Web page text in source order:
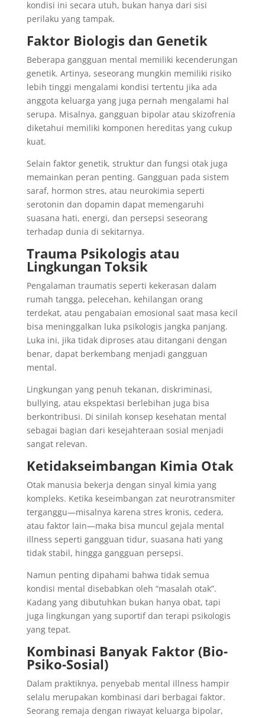
kondisi ini secara utuh, bukan hanya dari sisi
perilaku yang tampak.
Faktor Biologis dan Genetik
Beberapa gangguan mental memiliki kecenderungan
genetik. Artinya, seseorang mungkin memiliki risiko
lebih tinggi mengalami kondisi tertentu jika ada
anggota keluarga yang juga pernah mengalami hal
serupa. Misalnya, gangguan bipolar atau skizofrenia
diketahui memiliki komponen hereditas yang cukup
kuat.
Selain faktor genetik, struktur dan fungsi otak juga
memainkan peran penting. Gangguan pada sistem
saraf, hormon stres, atau neurokimia seperti
serotonin dan dopamin dapat memengaruhi
suasana hati, energi, dan persepsi seseorang
terhadap dunia di sekitarnya.
Trauma Psikologis atau
Lingkungan Toksik
Pengalaman traumatis seperti kekerasan dalam
rumah tangga, pelecehan, kehilangan orang
terdekat, atau pengabaian emosional saat masa kecil
bisa meninggalkan luka psikologis jangka panjang.
Luka ini, jika tidak diproses atau ditangani dengan
benar, dapat berkembang menjadi gangguan
mental.
Lingkungan yang penuh tekanan, diskriminasi,
bullying, atau ekspektasi berlebihan juga bisa
berkontribusi. Di sinilah konsep kesehatan mental
sebagai bagian dari kesejahteraan sosial menjadi
sangat relevan.
Ketidakseimbangan Kimia Otak
Otak manusia bekerja dengan sinyal kimia yang
kompleks. Ketika keseimbangan zat neurotransmiter
terganggu—misalnya karena stres kronis, cedera,
atau faktor lain—maka bisa muncul gejala mental
illness seperti gangguan tidur, suasana hati yang
tidak stabil, hingga gangguan persepsi.
Namun penting dipahami bahwa tidak semua
kondisi mental disebabkan oleh “masalah otak”.
Kadang yang dibutuhkan bukan hanya obat, tapi
juga lingkungan yang suportif dan terapi psikologis
yang tepat.
Kombinasi Banyak Faktor (Bio-
Psiko-Sosial)
Dalam praktiknya, penyebab mental illness hampir
selalu merupakan kombinasi dari berbagai faktor.
Seorang remaja dengan riwayat keluarga bipolar,